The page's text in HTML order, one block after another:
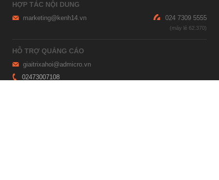
HỢP TÁC NỘI DUNG
marketing@kenh14.vn 024 7309 5555
HỖ TRỢ QUẢNG CÁO
giaitrixahoi@admicro.vn
02473007108